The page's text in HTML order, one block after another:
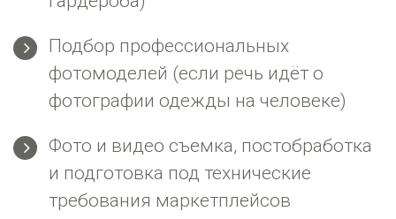
Подбор профессиональных
фотомоделей (если речь идёт о
фотографии одежды на человеке)
Фото и видео съемка, постобработка
и подготовка под технические
требования маркетплейсов